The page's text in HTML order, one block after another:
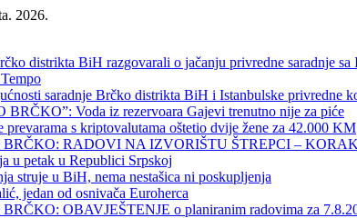
2026.
distrikta BiH razgovarali o jačanju privredne saradnje
saradnje Brčko distrikta BiH i Istanbulske privredne
Voda iz rezervoara Gajevi trenutno nije za piće
prevarama s kriptovalutama oštetio dvije žene za 42.000 KM
RADOVI NA IZVORIŠTU ŠTREPCI –
u petak u Republici Srpskoj
struje u BiH, nema nestašica ni poskupljenja
jedan od osnivača Euroherca
OBAVJEŠTENJE o planiranim radovima za